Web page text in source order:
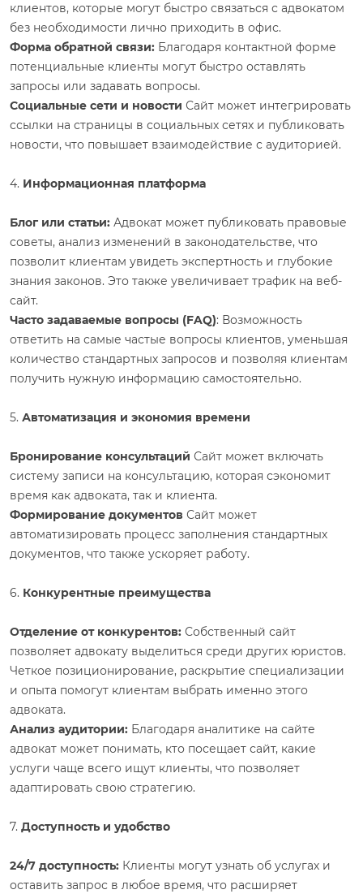
клиентов, которые могут быстро связаться с адвокатом
без необходимости лично приходить в офис.
Форма обратной связи: Благодаря контактной форме
потенциальные клиенты могут быстро оставлять
запросы или задавать вопросы.
Социальные сети и новости Сайт может интегрировать
ссылки на страницы в социальных сетях и публиковать
новости, что повышает взаимодействие с аудиторией.
4. Информационная платформа
Блог или статьи: Адвокат может публиковать правовые
советы, анализ изменений в законодательстве, что
позволит клиентам увидеть экспертность и глубокие
знания законов. Это также увеличивает трафик на веб-
сайт.
Часто задаваемые вопросы (FAQ): Возможность
ответить на самые частые вопросы клиентов, уменьшая
количество стандартных запросов и позволяя клиентам
получить нужную информацию самостоятельно.
5. Автоматизация и экономия времени
Бронирование консультаций Сайт может включать
систему записи на консультацию, которая сэкономит
время как адвоката, так и клиента.
Формирование документов Сайт может
автоматизировать процесс заполнения стандартных
документов, что также ускоряет работу.
6. Конкурентные преимущества
Отделение от конкурентов: Собственный сайт
позволяет адвокату выделиться среди других юристов.
Четкое позиционирование, раскрытие специализации
и опыта помогут клиентам выбрать именно этого
адвоката.
Анализ аудитории: Благодаря аналитике на сайте
адвокат может понимать, кто посещает сайт, какие
услуги чаще всего ищут клиенты, что позволяет
адаптировать свою стратегию.
7. Доступность и удобство
24/7 доступность: Клиенты могут узнать об услугах и
оставить запрос в любое время, что расширяет